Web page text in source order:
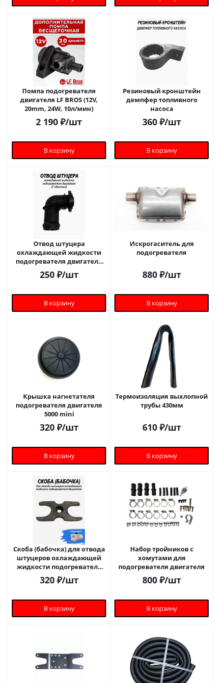
Помпа подогревателя
двигателя LF BROS (12V,
20mm, 24W, 10л/мин)
2 190 ₽/шт
В корзину
Резиновый кронштейн
демпфер топливного
насоса
360₽/шт
В корзину
Отвод штуцера
охлаждающей жидкости
подогревателя двигателя
(Г-образный)
250₽/шт
В корзину
Искрогаситель для
подогревателя
880₽/шт
В корзину
Крышка нагнетателя
подогревателя двигателя
5000 mini
320₽/шт
В корзину
Термоизоляция выхлопной
трубы 430мм
610₽/шт
В корзину
Скоба (бабочка) для отвода
штуцеров охлаждающей
жидкости подогревателя
двигателя 5.5
320₽/шт
В корзину
Набор тройников с
хомутами для
подогревателя двигателя
800₽/шт
В корзину